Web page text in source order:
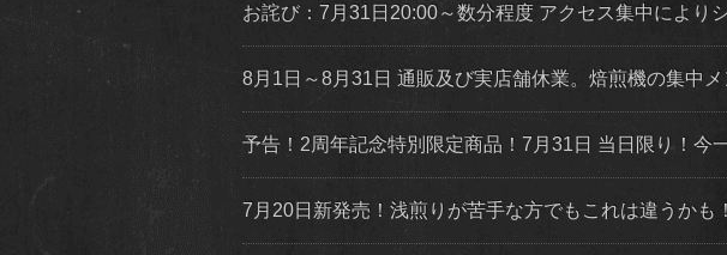
お詫び：7月31日20:00～数分程度 アクセス集中により
8月1日～8月31日 通販及び実店舗休業。焙煎機の集中
予告！2周年記念特別限定商品！7月31日 当日限り！
7月20日新発売！浅煎りが苦手な方でもこれは違う